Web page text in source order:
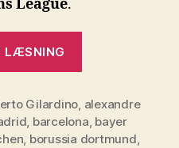
League.
LÆSNING
2010/2011-
sæsonen”
Gilardino, alexandre
, barcelona, bayer
, borussia dortmund,